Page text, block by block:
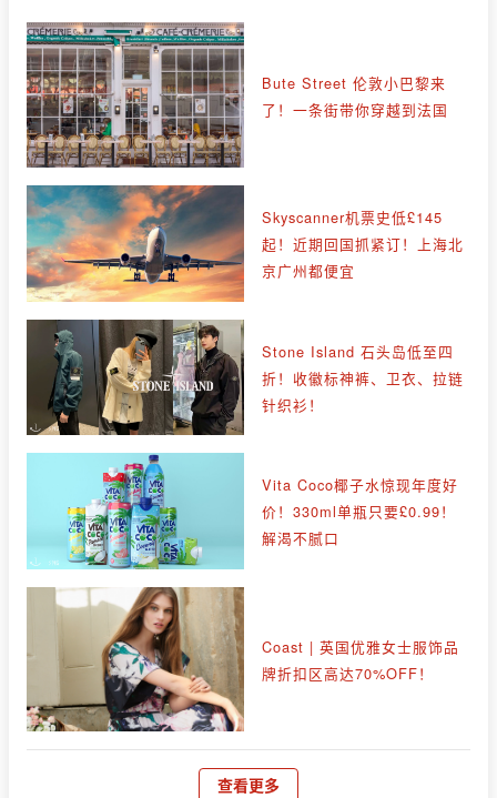
Bute Street 伦敦小巴黎来
了！一条街带你穿越到法国
Skyscanner机票史低£145
起！近期回国抓紧订！上海北
京广州都便宜
Stone Island 石头岛低至四
折！收徽标神裤、卫衣、拉链
针织衫！
Vita Coco椰子水惊现年度好
价！330ml单瓶只要£0.99！
解渴不腻口
Coast | 英国优雅女士服饰品
牌折扣区高达70%OFF！
查看更多